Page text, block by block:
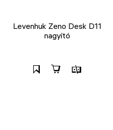
Levenhuk Zeno Desk D11
nagyító